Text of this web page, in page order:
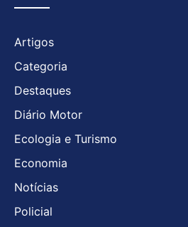
Artigos
Categoria
Destaques
Diário Motor
Ecologia e Turismo
Economia
Notícias
Policial